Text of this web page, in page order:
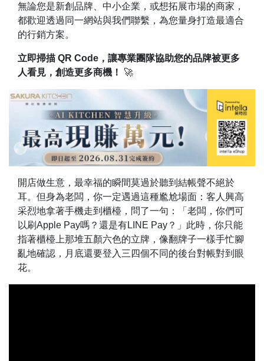
無論您是新創品牌、中小企業，或想拓展市場的商家，
都歡迎透過同一網站與我們聯繫，為您量身打造最適合
的行銷方案。
立即掃描 QR Code，讓專業團隊協助您的品牌被更多
人看見，創造更多商機！
🚀
開店做生意，最幸福的瞬間莫過於聽到結帳聲不絕於
耳。但身為老闆，你一定遇過這種尷尬場面：客人興高
采烈地拿著手機走到櫃檯，問了一句：「老闆，你們可
以刷Apple Pay嗎？還是有LINE Pay？」此時，你只能
指著櫃檯上那堆五顏六色的立牌，像翻牌子一樣手忙腳
亂地確認，月底還要登入三四個不同的後台對帳對到眼
花。